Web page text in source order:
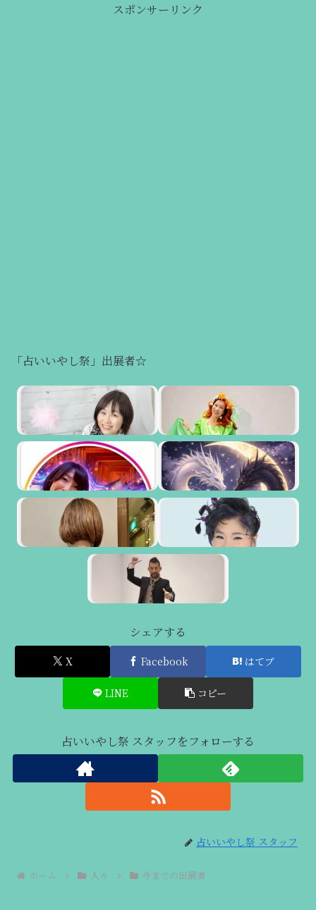
スポンサーリンク
「占いいやし祭」出展者☆
シェアする
X Facebook はてブ
LINE コピー
占いいやし祭 スタッフをフォローする
占いいやし祭 スタッフ
ホーム 人々 今までの出展者